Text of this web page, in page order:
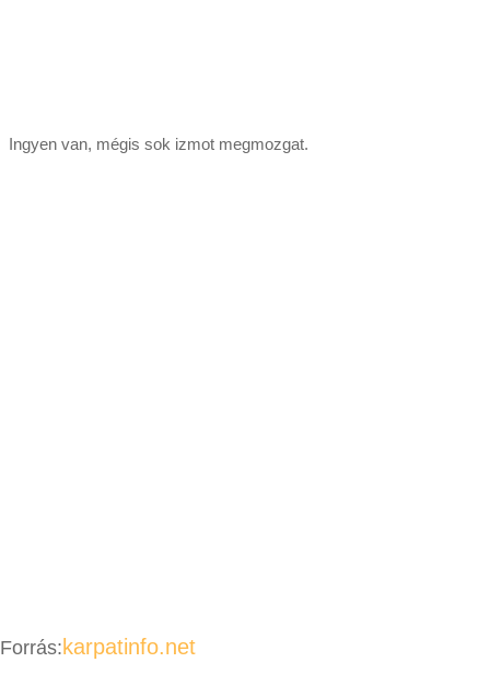
Ingyen van, mégis sok izmot megmozgat.
Forrás: karpatinfo.net